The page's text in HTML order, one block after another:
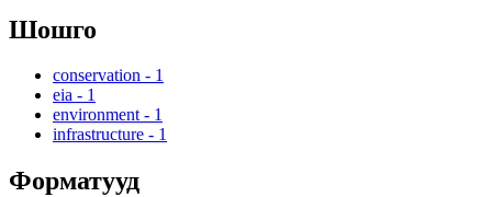
Шошго
conservation - 1
eia - 1
environment - 1
infrastructure - 1
Форматууд